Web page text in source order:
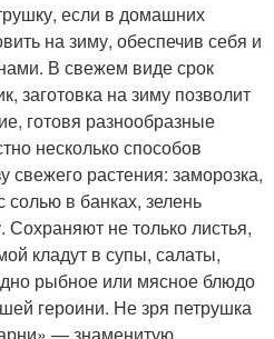
если в домашних
на зиму, обеспечив себя и
В свежем виде срок
заготовка на зиму позволит
готовя разнообразные
несколько способов
свежего растения: заморозка,
в банках, зелень
не только листья,
кладут в супы, салаты,
рыбное или мясное блюдо
героини. Не зря петрушка